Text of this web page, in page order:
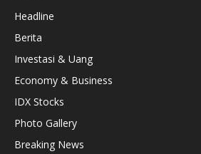
Headline
Berita
Investasi & Uang
Economy & Business
IDX Stocks
Photo Gallery
Breaking News